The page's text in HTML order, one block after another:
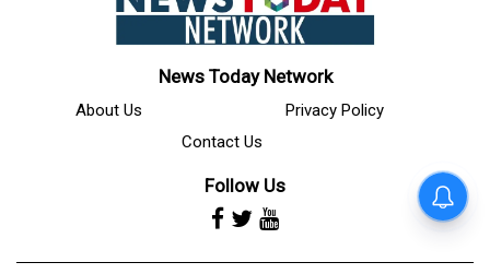
News Today Network
About Us
Privacy Policy
Contact Us
Follow Us